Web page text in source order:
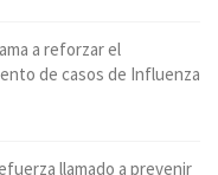
a reforzar el
de casos de Influenza
llamado a prevenir